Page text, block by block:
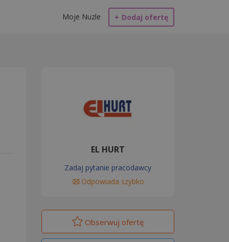
+ Dodaj ofertę
Moje Nuzle
EL HURT
Zadaj pytanie pracodawcy
Odpowiada szybko
Obserwuj ofertę